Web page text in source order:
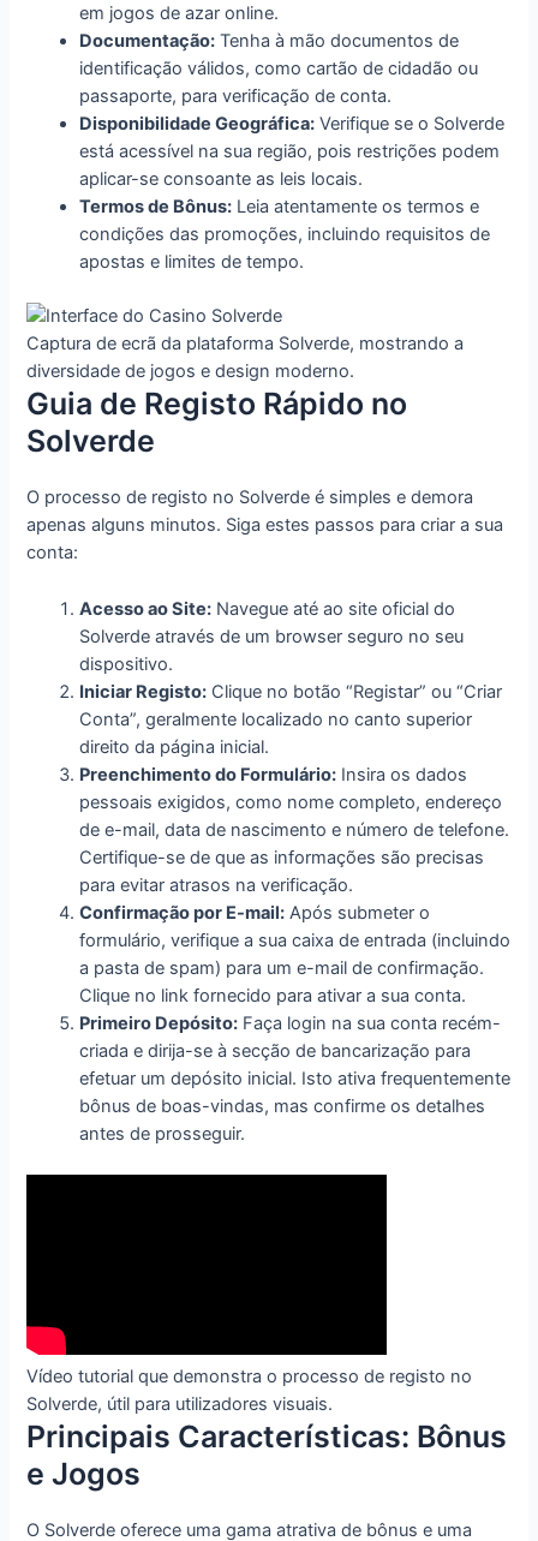
em jogos de azar online.
Documentação: Tenha à mão documentos de
identificação válidos, como cartão de cidadão ou
passaporte, para verificação de conta.
Disponibilidade Geográfica: Verifique se o Solverde
está acessível na sua região, pois restrições podem
aplicar-se consoante as leis locais.
Termos de Bônus: Leia atentamente os termos e
condições das promoções, incluindo requisitos de
apostas e limites de tempo.
Captura de ecrã da plataforma Solverde, mostrando a
diversidade de jogos e design moderno.
Guia de Registo Rápido no
Solverde
O processo de registo no Solverde é simples e demora
apenas alguns minutos. Siga estes passos para criar a sua
conta:
Acesso ao Site: Navegue até ao site oficial do
Solverde através de um browser seguro no seu
dispositivo.
Iniciar Registo: Clique no botão “Registar” ou “Criar
Conta”, geralmente localizado no canto superior
direito da página inicial.
Preenchimento do Formulário: Insira os dados
pessoais exigidos, como nome completo, endereço
de e-mail, data de nascimento e número de telefone.
Certifique-se de que as informações são precisas
para evitar atrasos na verificação.
Confirmação por E-mail: Após submeter o
formulário, verifique a sua caixa de entrada (incluindo
a pasta de spam) para um e-mail de confirmação.
Clique no link fornecido para ativar a sua conta.
Primeiro Depósito: Faça login na sua conta recém-
criada e dirija-se à secção de bancarização para
efetuar um depósito inicial. Isto ativa frequentemente
bônus de boas-vindas, mas confirme os detalhes
antes de prosseguir.
Vídeo tutorial que demonstra o processo de registo no
Solverde, útil para utilizadores visuais.
Principais Características: Bônus
e Jogos
O Solverde oferece uma gama atrativa de bônus e uma